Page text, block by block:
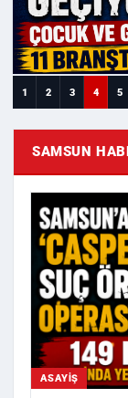
1 2 3 4 5
SAMSUN
ASAYIŞ